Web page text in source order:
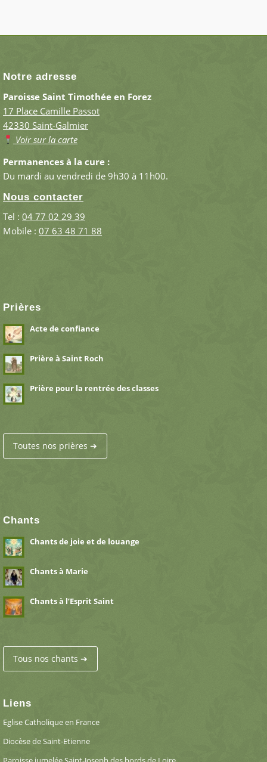
Notre adresse
Paroisse Saint Timothée en Forez
17 Place Camille Passot
42330 Saint-Galmier
Voir sur la carte
Permanences à la cure :
Du mardi au vendredi de 9h30 à 11h00.
Nous contacter
Tel : 04 77 02 29 39
Mobile : 07 63 48 71 88
Prières
Acte de confiance
Prière à Saint Roch
Prière pour la rentrée des classes
Toutes nos prières ➔
Chants
Chants de joie et de louange
Chants à Marie
Chants à l’Esprit Saint
Tous nos chants ➔
Liens
Eglise Catholique en France
Diocèse de Saint-Etienne